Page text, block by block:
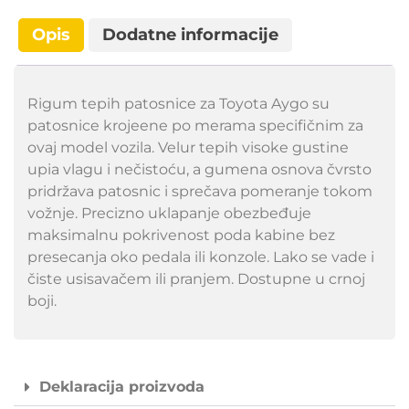
Opis Dodatne informacije
Rigum tepih patosnice za Toyota Aygo su
patosnice krojeene po merama specifičnim za
ovaj model vozila. Velur tepih visoke gustine
upia vlagu i nečistoću, a gumena osnova čvrsto
pridržava patosnic i sprečava pomeranje tokom
vožnje. Precizno uklapanje obezbeđuje
maksimalnu pokrivenost poda kabine bez
presecanja oko pedala ili konzole. Lako se vade i
čiste usisavačem ili pranjem. Dostupne u crnoj
boji.
Deklaracija proizvoda